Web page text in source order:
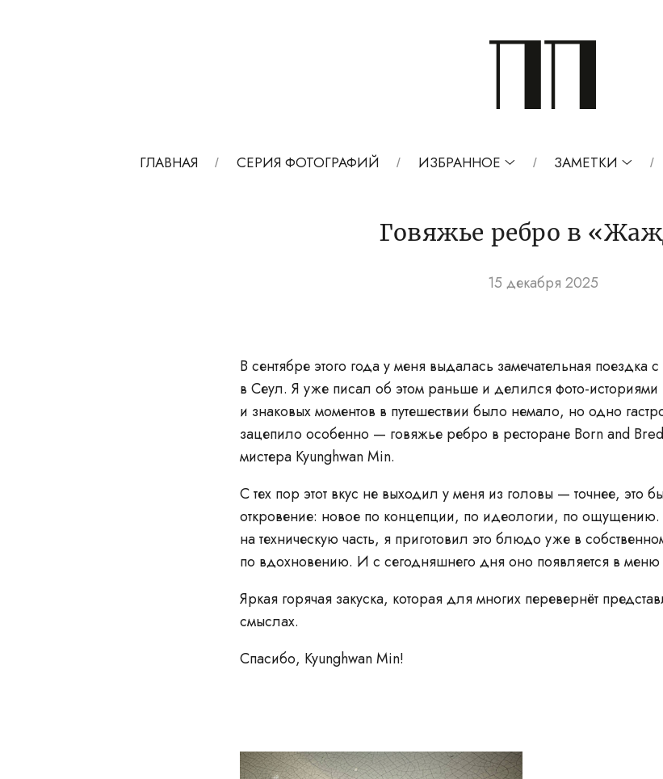
ГЛАВНАЯ СЕРИЯ ФОТОГРАФИЙ ИЗБРАННОЕ ЗАМЕТКИ
Говяжье ребро в
15 декабря 2025
В сентябре этого года у меня выдалась замечательная
в Сеул. Я уже писал об этом раньше и делился фото-
и знаковых моментов в путешествии было немало, но одно
зацепило особенно — говяжье ребро в ресторане Born and
мистера Kyunghwan Min.
С тех пор этот вкус не выходил у меня из головы — точнее, это
откровение: новое по концепции, по идеологии, по
на техническую часть, я приготовил это блюдо уже в
по вдохновению. И с сегодняшнего дня оно появляется в
Яркая горячая закуска, которая для многих перевернёт
смыслах.
Спасибо, Kyunghwan Min!